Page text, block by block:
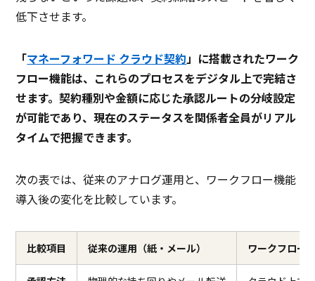
低下させます。
「マネーフォワード クラウド契約 」に搭載されたワーク
フロー機能は、これらのプロセスをデジタル上で完結さ
せます。契約種別や金額に応じた承認ルートの分岐設定
が可能であり、現在のステータスを関係者全員がリアル
タイムで把握できます。
次の表では、従来のアナログ運用と、ワークフロー機能
導入後の変化を比較しています。
比較項目 従来の運用（紙・メール） ワークフロー